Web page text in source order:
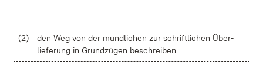
(2)
den Weg von der münd­li­chen zur schrift­li­chen Über­
lie­fe­rung in Grund­zü­gen be­schrei­ben